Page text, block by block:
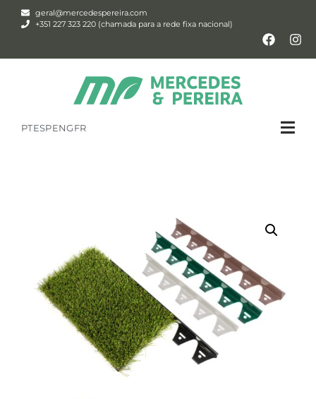
geral@mercedespereira.com
+351 227 323 220 (chamada para a rede fixa nacional)
PTESPENGFR